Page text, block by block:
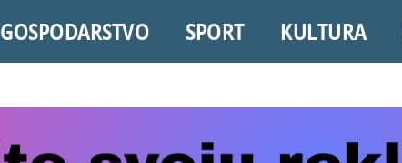
GOSPODARSTVO SPORT KULTURA